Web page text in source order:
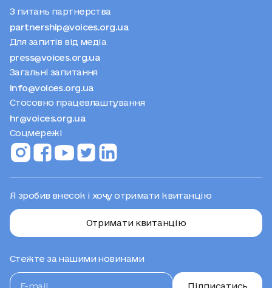
З питань партнерства
partnership@voices.org.ua
Для запитів від медіа
press@voices.org.ua
Загальні запитання
info@voices.org.ua
Стосовно працевлаштування
hr@voices.org.ua
Соцмережі
Я зробив внесок і хочу отримати квитанцію
Отримати квитанцію
Стежте за нашими новинами